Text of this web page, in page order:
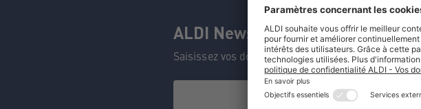
ALDI Newsletter
Saisissez vos données et ne manquez aucune de